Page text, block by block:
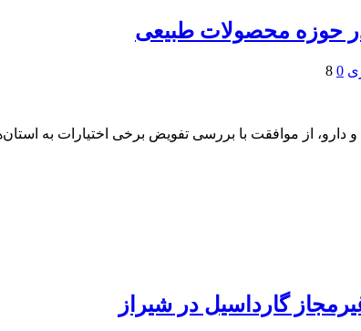
حوزه محصولات طبیعی
0
8
از موافقت با بررسی تفویض برخی اختیارات به
گارداسیل در شیراز